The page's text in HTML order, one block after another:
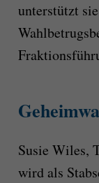
unterstützt
Susie Wiles,
wird als